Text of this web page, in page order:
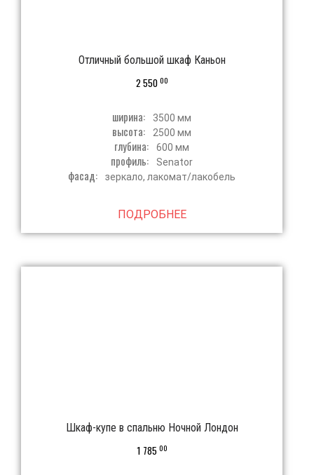
Отличный большой шкаф Каньон
2 550 00
ширина: 3500 мм
высота: 2500 мм
глубина: 600 мм
профиль: Senator
фасад: зеркало, лакомат/лакобель
ПОДРОБНЕЕ
Шкаф-купе в спальню Ночной Лондон
1 785 00